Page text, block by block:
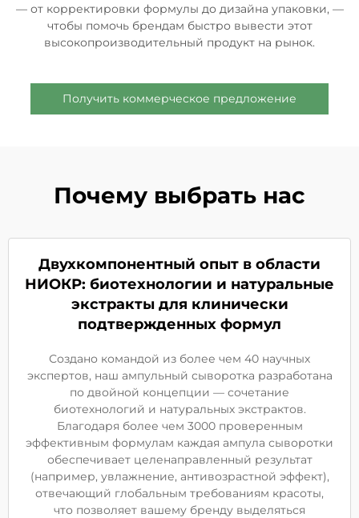
— от корректировки формулы до дизайна упаковки, —
чтобы помочь брендам быстро вывести этот
высокопроизводительный продукт на рынок.
Получить коммерческое предложение
Почему выбрать нас
Двухкомпонентный опыт в области
НИОКР: биотехнологии и натуральные
экстракты для клинически
подтвержденных формул
Создано командой из более чем 40 научных
экспертов, наш ампульный сыворотка разработана
по двойной концепции — сочетание
биотехнологий и натуральных экстрактов.
Благодаря более чем 3000 проверенным
эффективным формулам каждая ампула сыворотки
обеспечивает целенаправленный результат
(например, увлажнение, антивозрастной эффект),
отвечающий глобальным требованиям красоты,
что позволяет вашему бренду выделяться